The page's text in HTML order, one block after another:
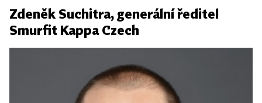
Zdeněk Suchitra, generální ředitel
Smurfit Kappa Czech